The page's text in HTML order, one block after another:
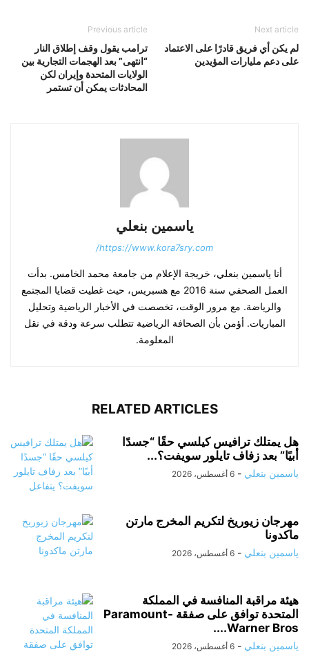
Previous article
ترامب يقول وقف إطلاق النار
“انتهى” بعد الهجمات التجارية بين
الولايات المتحدة وإيران لكن
المحادثات يمكن أن تستمر
Next article
لم يكن أي فريق قادرًا على الاعتماد
على دعم مليارات المؤيدين
ياسمين بنعلي
https://www.kora7sry.com/
أنا ياسمين بنعلي، خريجة الإعلام من جامعة محمد الخامس. بدأت
العمل الصحفي سنة 2016 مع هسبريس، حيث غطيت قضايا المجتمع
والرياضة. مع مرور الوقت، تخصصت في الأخبار الرياضية وتحليل
المباريات. أؤمن بأن الصحافة الرياضية تتطلب سرعة ودقة في نقل
المعلومة.
RELATED ARTICLES
هل يمتلك ترافيس كيلسي حقًا “جسدًا
أبيًا” بعد زفاف تايلور سويفت؟...
ياسمين بنعلي - 6 أغسطس، 2026
مهرجان زيوريخ لتكريم المخرج مارتن
ماكدونا
ياسمين بنعلي - 6 أغسطس، 2026
هيئة مراقبة المنافسة في المملكة
المتحدة توافق على صفقة Paramount-
Warner Bros....
ياسمين بنعلي - 6 أغسطس، 2026